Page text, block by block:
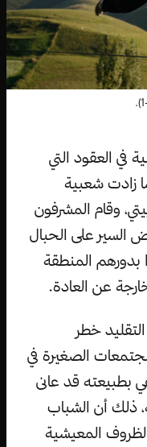
1) الذهبية في العقود التي
زادت شعبية
وقام المشرفون
على الحبال
بدورهم المنطقة
عن العادة.
خطر
الصغيرة في
بطبيعته قد عانى
ذلك أن الشباب
المعيشية